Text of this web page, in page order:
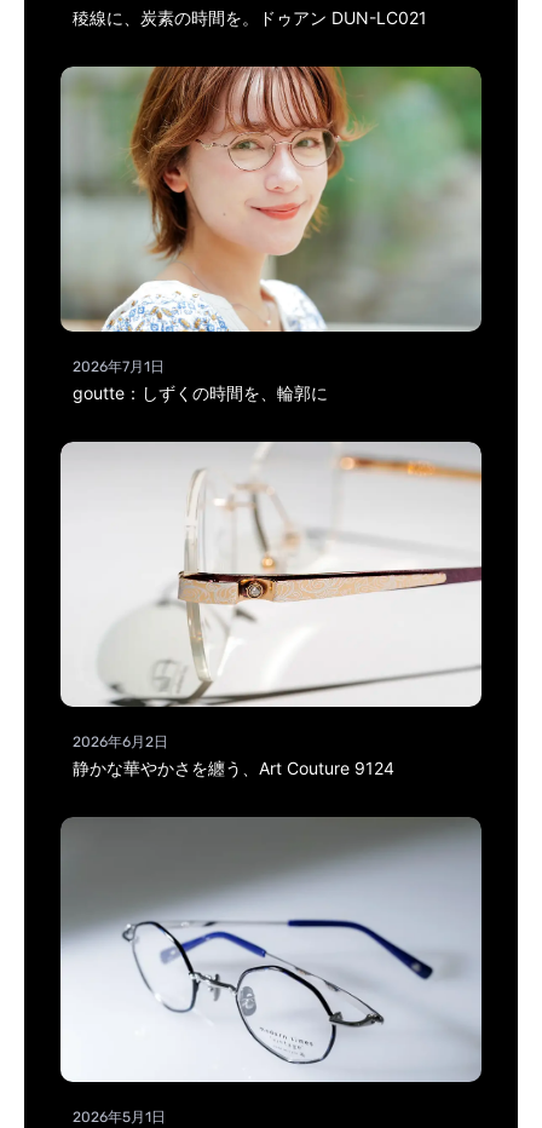
稜線に、炭素の時間を。ドゥアン DUN-LC021
2026年7月1日
goutte：しずくの時間を、輪郭に
2026年6月2日
静かな華やかさを纏う、Art Couture 9124
2026年5月1日